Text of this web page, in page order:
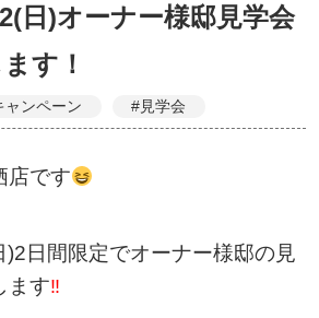
日)オーナー様邸見学会
す！
ャンペーン #見学会
店です
日間限定でオーナー様邸の見
ます‼